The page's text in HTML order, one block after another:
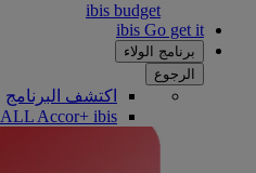
ibis budget
ibis Go get it
برنامج الولاء
الرجوع
اكتشف البرنامج
ALL Accor+ ibis - اشتراك